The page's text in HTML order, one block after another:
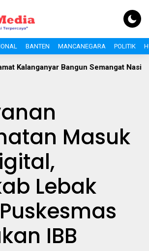
BANTEN MANCANEGARA POLITIK
Bangun Semangat Nasionalisme
Masuk
Lebak
IBB